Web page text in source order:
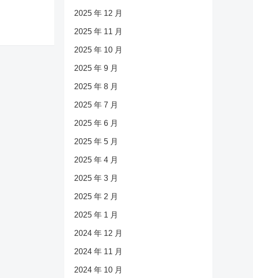
2025 年 12 月
2025 年 11 月
2025 年 10 月
2025 年 9 月
2025 年 8 月
2025 年 7 月
2025 年 6 月
2025 年 5 月
2025 年 4 月
2025 年 3 月
2025 年 2 月
2025 年 1 月
2024 年 12 月
2024 年 11 月
2024 年 10 月